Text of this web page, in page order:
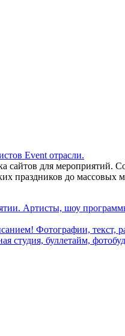
сайтов для
праздников до
Артисты, шоу
Фотографии, текст,
буллетайм,